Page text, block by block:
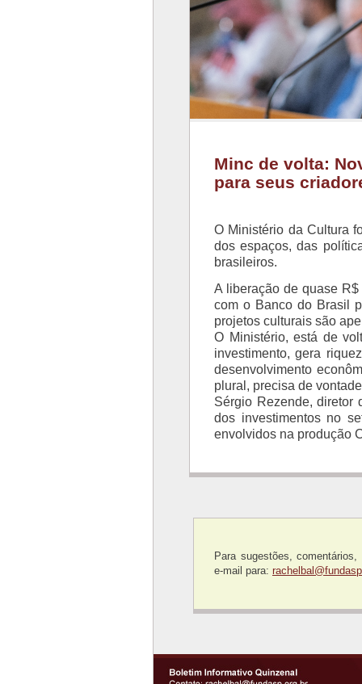
Minc de volta:
para seus
O Ministério da Cultura
dos espaços, das
brasileiros.
A liberação de quase
com o Banco do Brasil
projetos culturais são
O Ministério, está de
investimento, gera
desenvolvimento
plural, precisa de
Sérgio Rezende, diretor
dos investimentos no
envolvidos na produção
Para sugestões,
e-mail para: